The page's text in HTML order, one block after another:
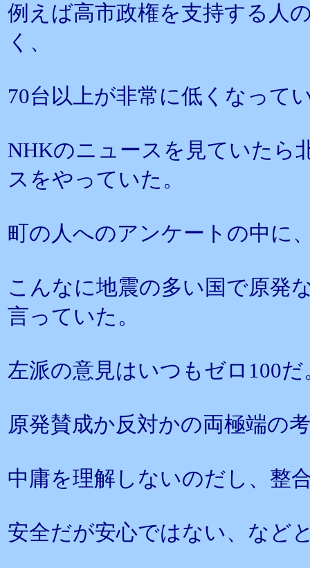
例えば高市政権を支持する人
く、
70台以上が非常に低くなって
NHKのニュースを見ていたら
スをやっていた。
町の人へのアンケートの中に
こんなに地震の多い国で原発
言っていた。
左派の意見はいつもゼロ100だ
原発賛成か反対かの両極端の
中庸を理解しないのだし、整
安全だが安心ではない、など